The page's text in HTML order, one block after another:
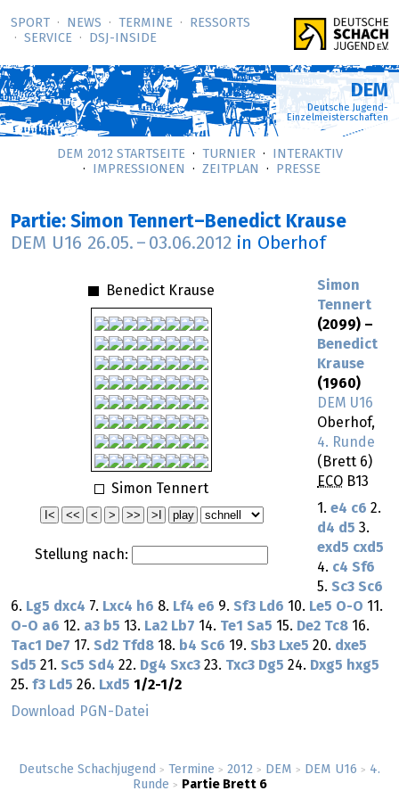
SPORT NEWS TERMINE
RESSORTS
SERVICE
DSJ-­INSIDE
Deutsche Schachjugend > Termine > 2012 > DEM > DEM U16 > 4.
Runde > Partie Brett 6
DEM
Deutsche Jugend-
Einzelmeisterschaften
DEM 2012 STARTSEITE TURNIER
INTERAKTIV
IMPRESSIONEN
ZEITPLAN PRESSE
Partie: Simon Tennert–Benedict Krause
DEM U16 26.05. – 03.06.2012 in Oberhof
Benedict Krause
Simon Tennert
Stellung nach:
Simon
Tennert
(2099) –
Benedict
Krause
(1960)
DEM U16
Oberhof,
4. Runde
(Brett 6)
ECO B13
1. e4 c6 2.
d4 d5 3.
exd5 cxd5
4. c4 Sf6
5. Sc3 Sc6
6. Lg5 dxc4 7. Lxc4 h6 8. Lf4 e6 9. Sf3 Ld6 10. Le5 O-O 11.
O-O a6 12. a3 b5 13. La2 Lb7 14. Te1 Sa5 15. De2 Tc8 16.
Tac1
De7 17. Sd2 Tfd8 18. b4 Sc6 19. Sb3 Lxe5 20. dxe5
Sd5 21. Sc5 Sd4 22. Dg4 Sxc3 23. Txc3 Dg5 24. Dxg5 hxg5
25. f3 Ld5 26. Lxd5 1/2-1/2
Download PGN-Datei